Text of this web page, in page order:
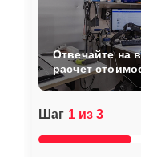
Шаг 1 из 3
Отвечайте на
расчет